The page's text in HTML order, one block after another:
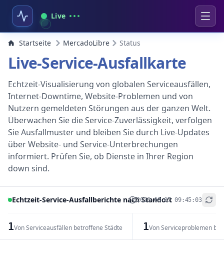
Live
Startseite MercadoLibre Status
Live-Service-Ausfallkarte
Echtzeit-Visualisierung von globalen Serviceausfällen,
Internet-Downtime, Website-Problemen und von
Nutzern gemeldeten Störungen aus der ganzen Welt.
Überwachen Sie die Service-Zuverlässigkeit, verfolgen
Sie Ausfallmuster und bleiben Sie durch Live-Updates
über Website- und Service-Unterbrechungen
informiert. Prüfen Sie, ob Dienste in Ihrer Region
down sind.
Echtzeit-Service-Ausfallberichte nach Standort
2026-08-07 09:45:03
1Von Serviceausfällen betroffene Städte 1Von Serviceproblemen
+